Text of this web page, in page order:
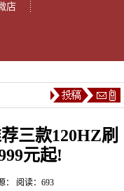
店
三款120HZ刷
元起!
： 阅读：693